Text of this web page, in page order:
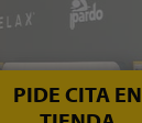
PIDE CITA EN